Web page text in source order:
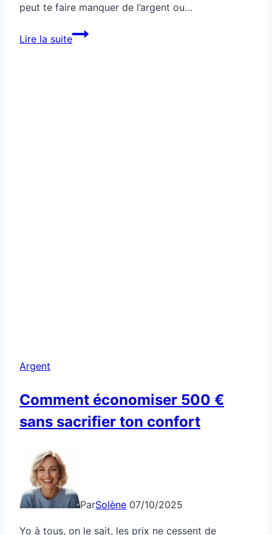
peut te faire manquer de l’argent ou…
Lire la suiteComment
Argent
Comment économiser 500 €
sans sacrifier ton confort
ParSolène 07/10/2025
Yo à tous, on le sait, les prix ne cessent de